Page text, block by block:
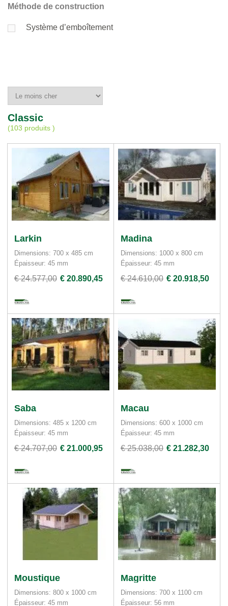
Méthode de construction
Système d’emboîtement
Classic
(103 produits )
Larkin
Dimensions: 700 x 485 cm
Épaisseur: 45 mm
€ 24.577,00 € 20.890,45
Madina
Dimensions: 1000 x 800 cm
Épaisseur: 45 mm
€ 24.610,00 € 20.918,50
Saba
Dimensions: 485 x 1200 cm
Épaisseur: 45 mm
€ 24.707,00 € 21.000,95
Macau
Dimensions: 600 x 1000 cm
Épaisseur: 45 mm
€ 25.038,00 € 21.282,30
Moustique
Dimensions: 800 x 1000 cm
Épaisseur: 45 mm
Magritte
Dimensions: 700 x 1100 cm
Épaisseur: 56 mm